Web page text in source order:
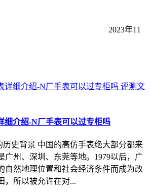
2023年11
评测文
细介绍-N厂手表可以过专柜吗
历史背景 中国的高仿手表绝大部分都来
广州、深圳、东莞等地。1979以后，广
自然地理位置和社会经济条件而成为改
，所以被允许在对...